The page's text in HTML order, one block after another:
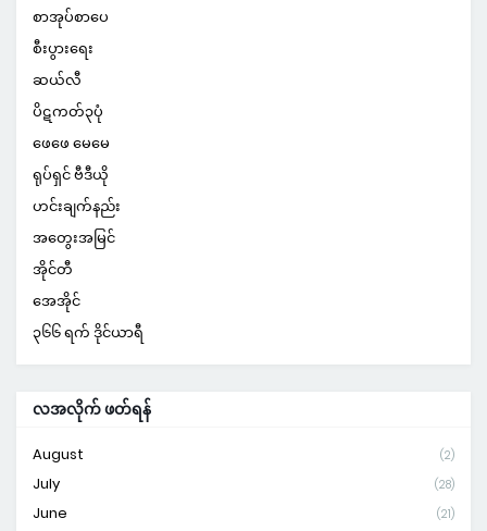
စာအုပ်စာပေ
စီးပွားရေး
ဆယ်လီ
ပိဋကတ်၃ပုံ
ဖေဖေ မေမေ
ရုပ်ရှင် ဗီဒီယို
ဟင်းချက်နည်း
အတွေးအမြင်
အိုင်တီ
အေအိုင်
၃၆၆ ရက် ဒိုင်ယာရီ
လအလိုက် ဖတ်ရန်
August (2)
July (28)
June (21)